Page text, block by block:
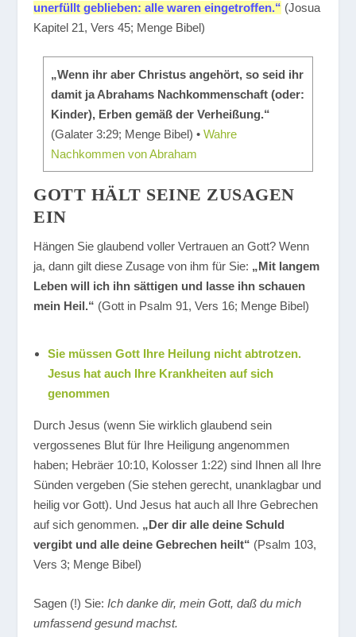
unerfüllt geblieben: alle waren eingetroffen.“ (Josua
Kapitel 21, Vers 45; Menge Bibel)
„Wenn ihr aber Christus angehört, so seid ihr
damit ja Abrahams Nachkommenschaft (oder:
Kinder), Erben gemäß der Verheißung.“
(Galater 3:29; Menge Bibel) • Wahre
Nachkommen von Abraham
GOTT HÄLT SEINE ZUSAGEN
EIN
Hängen Sie glaubend voller Vertrauen an Gott? Wenn
ja, dann gilt diese Zusage von ihm für Sie: „Mit langem
Leben will ich ihn sättigen und lasse ihn schauen
mein Heil.“ (Gott in Psalm 91, Vers 16; Menge Bibel)
Sie müssen Gott Ihre Heilung nicht abtrotzen.
Jesus hat auch Ihre Krankheiten auf sich
genommen
Durch Jesus (wenn Sie wirklich glaubend sein
vergossenes Blut für Ihre Heiligung angenommen
haben; Hebräer 10:10, Kolosser 1:22) sind Ihnen all Ihre
Sünden vergeben (Sie stehen gerecht, unanklagbar und
heilig vor Gott). Und Jesus hat auch all Ihre Gebrechen
auf sich genommen. „Der dir alle deine Schuld
vergibt und alle deine Gebrechen heilt“ (Psalm 103,
Vers 3; Menge Bibel)
Sagen (!) Sie:Ich danke dir, mein Gott, daß du mich
umfassend gesund machst.